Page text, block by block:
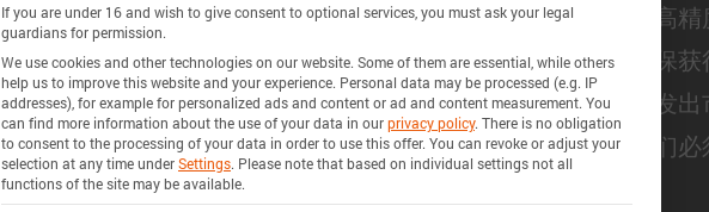
Batemo 电池报告包含电池内部结
构的详细物理信息，包括层厚度、
SEM 照片、EDX 材料分析等。
以直至微米级的最高精
电池，我们必须确保获
的数据，因为要开发出
确的电池模型，我们必
If you are under 16 and wish to give consent to optional services, you must ask your legal
guardians for permission.
We use cookies and other technologies on our website. Some of them are essential, while others
help us to improve this website and your experience. Personal data may be processed (e.g. IP
addresses), for example for personalized ads and content or ad and content measurement. You
can find more information about the use of your data in ourprivacy policy. There is no obligation
to consent to the processing of your data in order to use this offer. You can revoke or adjust your
selection at any time underSettings. Please note that based on individual settings not all
functions of the site may be available.